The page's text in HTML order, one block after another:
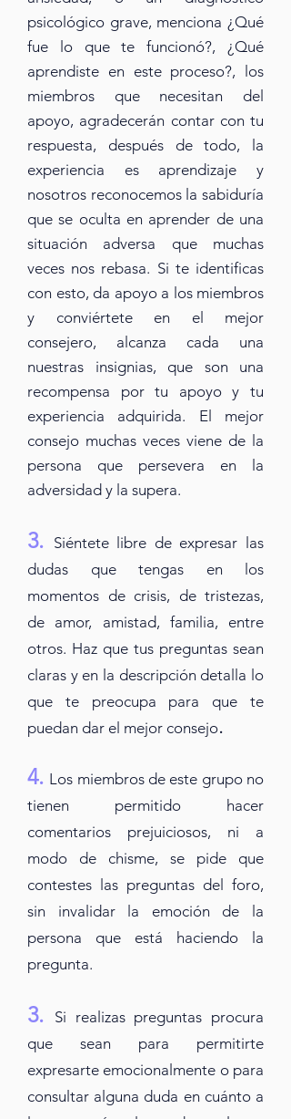
psicológico grave, menciona ¿Qué
fue lo que te funcionó?, ¿Qué
aprendiste en este proceso?, los
miembros que necesitan del
apoyo, agradecerán contar con tu
respuesta, después de todo, la
experiencia es aprendizaje y
nosotros reconocemos la sabiduría
que se oculta en aprender de una
situación adversa que muchas
veces nos rebasa. Si te identificas
con esto, da apoyo a los miembros
y conviértete en el mejor
consejero, alcanza cada una
nuestras insignias, que son una
recompensa por tu apoyo y tu
experiencia adquirida. El mejor
consejo muchas veces viene de la
persona que persevera en la
adversidad y la supera.
3. Siéntete libre de expresar las
dudas que tengas en los
momentos de crisis, de tristezas,
de amor, amistad, familia, entre
otros. Haz que tus preguntas sean
claras y en la descripción detalla lo
que te preocupa para que te
puedan dar el mejor consejo.
4. Los miembros de este grupo no
tienen permitido hacer
comentarios prejuiciosos, ni a
modo de chisme, se pide que
contestes las preguntas del foro,
sin invalidar la emoción de la
persona que está haciendo la
pregunta.
3.
Si realizas preguntas procura
que sean para permitirte
expresarte emocionalmente o para
consultar alguna duda en cuánto a